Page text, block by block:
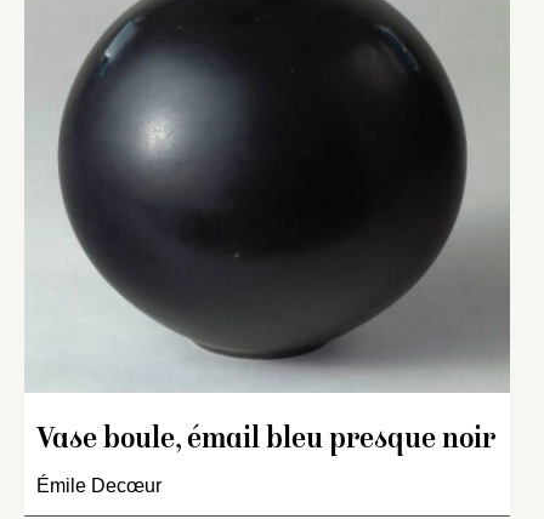
Vase boule, émail bleu presque noir
Émile Decœur